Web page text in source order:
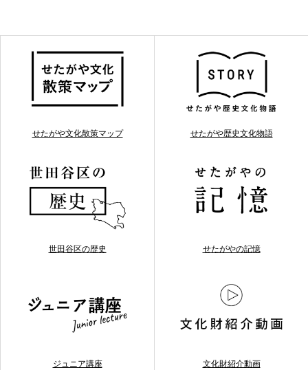
せたがや文化散策マップ せたがや歴史文化物語
世田谷区の歴史 せたがやの記憶
ジュニア講座 文化財紹介動画